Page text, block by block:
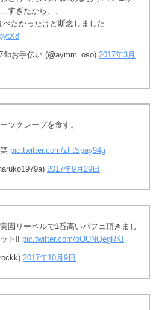
すぎたから、、
べたかったけど断念しました
お手伝い (@aymm_oso) 2017年3月
ツクレープを食す。
pic.twitter.com/zFtSpay94g
2017年9月29日
園リーベルで1番高いパフェ頂きまし
ト‼︎ pic.twitter.com/oOUNQegRKI
2017年10月9日